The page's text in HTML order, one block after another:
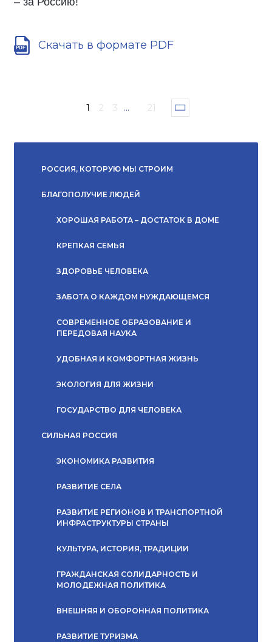
Скачать в формате PDF
1 2 3 ... 21
РОССИЯ, КОТОРУЮ МЫ СТРОИМ
БЛАГОПОЛУЧИЕ ЛЮДЕЙ
ХОРОШАЯ РАБОТА – ДОСТАТОК В ДОМЕ
КРЕПКАЯ СЕМЬЯ
ЗДОРОВЬЕ ЧЕЛОВЕКА
ЗАБОТА О КАЖДОМ НУЖДАЮЩЕМСЯ
СОВРЕМЕННОЕ ОБРАЗОВАНИЕ И
ПЕРЕДОВАЯ НАУКА
УДОБНАЯ И КОМФОРТНАЯ ЖИЗНЬ
ЭКОЛОГИЯ ДЛЯ ЖИЗНИ
ГОСУДАРСТВО ДЛЯ ЧЕЛОВЕКА
СИЛЬНАЯ РОССИЯ
ЭКОНОМИКА РАЗВИТИЯ
РАЗВИТИЕ СЕЛА
РАЗВИТИЕ РЕГИОНОВ И ТРАНСПОРТНОЙ
ИНФРАСТРУКТУРЫ СТРАНЫ
КУЛЬТУРА, ИСТОРИЯ, ТРАДИЦИИ
ГРАЖДАНСКАЯ СОЛИДАРНОСТЬ И
МОЛОДЕЖНАЯ ПОЛИТИКА
ВНЕШНЯЯ И ОБОРОННАЯ ПОЛИТИКА
РАЗВИТИЕ ТУРИЗМА